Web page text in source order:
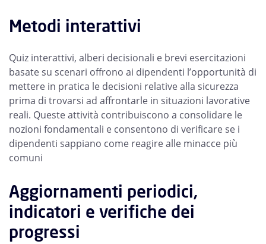
Metodi interattivi
Quiz interattivi, alberi decisionali e brevi esercitazioni
basate su scenari offrono ai dipendenti l’opportunità di
mettere in pratica le decisioni relative alla sicurezza
prima di trovarsi ad affrontarle in situazioni lavorative
reali. Queste attività contribuiscono a consolidare le
nozioni fondamentali e consentono di verificare se i
dipendenti sappiano come reagire alle minacce più
comuni
Aggiornamenti periodici,
indicatori e verifiche dei
progressi